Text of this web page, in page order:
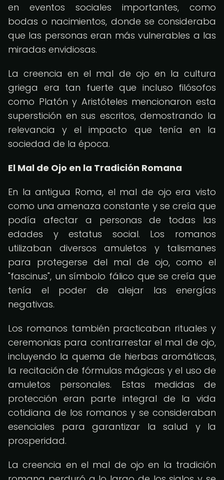
en eventos sociales importantes, como
bodas o nacimientos, donde se consideraba
que las personas eran más vulnerables a las
miradas envidiosas.
La creencia en el mal de ojo en la cultura
griega era tan fuerte que incluso filósofos
como Platón y Aristóteles mencionaron esta
superstición en sus escritos, demostrando la
relevancia y el impacto que tenía en la
sociedad de la época.
El Mal de Ojo en la Tradición Romana
En la antigua Roma, el mal de ojo era visto
como una amenaza constante y se creía que
podía afectar a personas de todas las
edades y estatus social. Los romanos
utilizaban diversos amuletos y talismanes
para protegerse del mal de ojo, como el
"fascinus", un símbolo fálico que se creía que
tenía el poder de alejar las energías
negativas.
Los romanos también practicaban rituales y
ceremonias para contrarrestar el mal de ojo,
incluyendo la quema de hierbas aromáticas,
la recitación de fórmulas mágicas y el uso de
amuletos personales. Estas medidas de
protección eran parte integral de la vida
cotidiana de los romanos y se consideraban
esenciales para garantizar la salud y la
prosperidad.
La creencia en el mal de ojo en la tradición